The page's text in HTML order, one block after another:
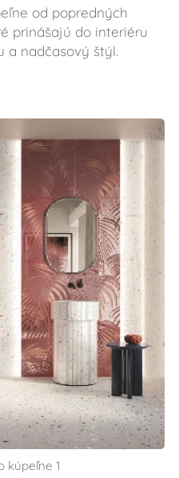
od popredných
prinášajú do interiéru
a nadčasový štýl.
kúpeľne 1